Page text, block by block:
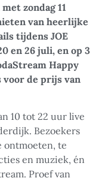
zondag 11
van heerlijke
tijdens JOE
en 26 juli, en op 3
Happy
de prijs van
10 tot 22 uur live
Bezoekers
ontmoeten, te
en muziek, én
Proef van